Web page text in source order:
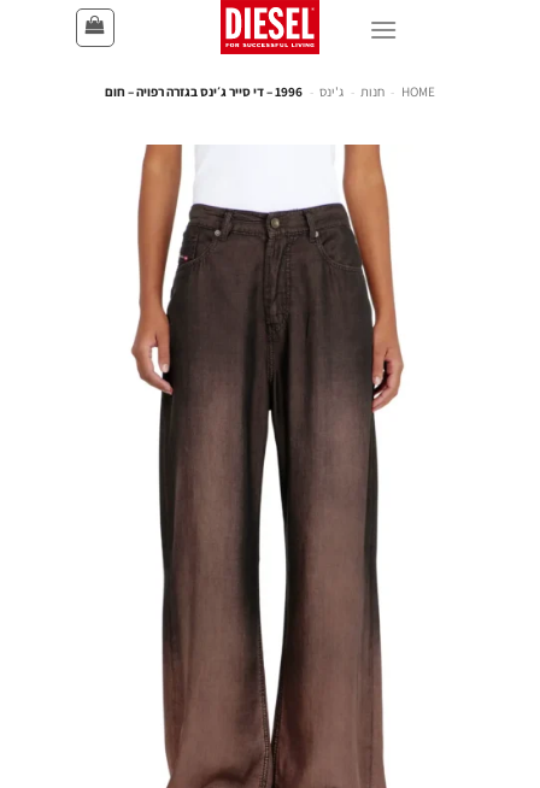
HOME
- חנות - ג'ינס - 1996 – די סייר ג׳ינס בגזרה רפויה – חום